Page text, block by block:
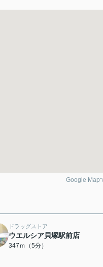
Google Map
ドラッグストア
ウエルシア貝塚駅前店
347ｍ（5分）